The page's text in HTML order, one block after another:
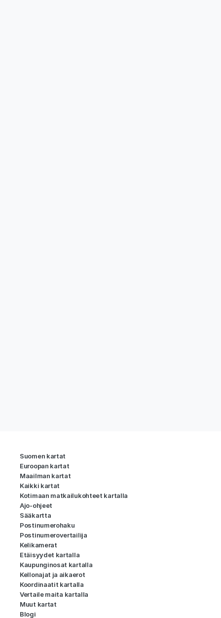
Suomen kartat
Euroopan kartat
Maailman kartat
Kaikki kartat
Kotimaan matkailukohteet kartalla
Ajo-ohjeet
Sääkartta
Postinumerohaku
Postinumerovertailija
Kelikamerat
Etäisyydet kartalla
Kaupunginosat kartalla
Kellonajat ja aikaerot
Koordinaatit kartalla
Vertaile maita kartalla
Muut kartat
Blogi